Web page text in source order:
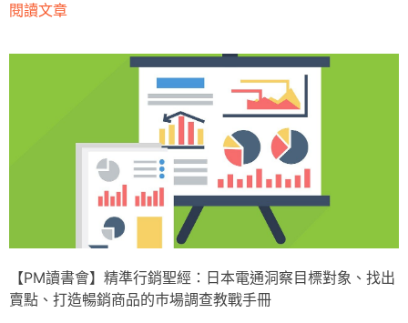
閱讀文章
【PM讀書會】精準行銷聖經：日本電通洞察目標對象、找出
賣點、打造暢銷商品的巿場調查教戰手冊